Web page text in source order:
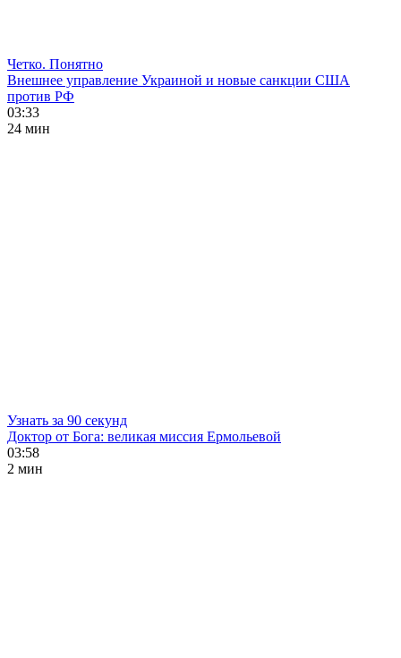
Четко. Понятно
Внешнее управление Украиной и новые санкции США
против РФ
03:33
24 мин
Узнать за 90 секунд
Доктор от Бога: великая миссия Ермольевой
03:58
2 мин